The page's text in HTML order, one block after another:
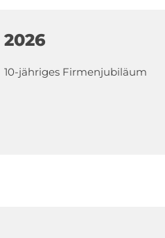
2026
10-jähriges Firmenjubiläum